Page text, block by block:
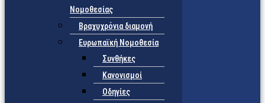
Νομοθεσίας
Βραχυχρόνια διαμονή
Ευρωπαϊκή Νομοθεσία
Συνθήκες
Κανονισμοί
Οδηγίες